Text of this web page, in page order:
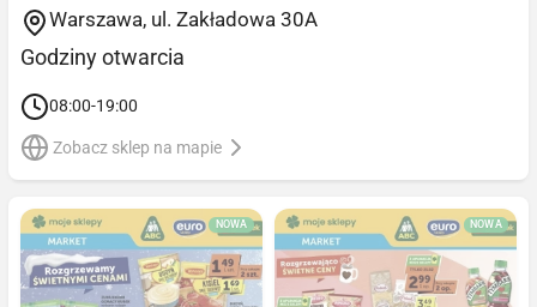
Warszawa, ul. Zakładowa 30A
Godziny otwarcia
08:00-19:00
Zobacz sklep na mapie
NOWA NOWA